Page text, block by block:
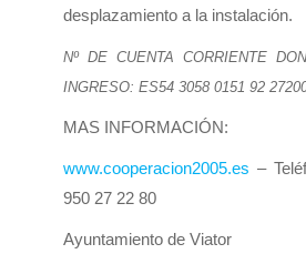
desplazamiento a la instalación.
Nº DE CUENTA CORRIENTE
INGRESO: ES54 3058 0151 92
MAS INFORMACIÓN:
www.cooperacion2005.es –
950 27 22 80
Ayuntamiento de Viator